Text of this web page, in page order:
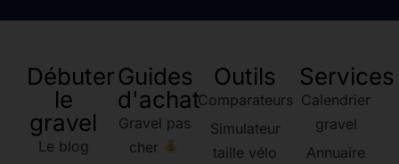
Débuter
le
gravel
Le blog
Guides
d'achat
Gravel pas
cher
Outils
Comparateurs
Simulateur
taille vélo
Services
Calendrier
gravel
Annuaire